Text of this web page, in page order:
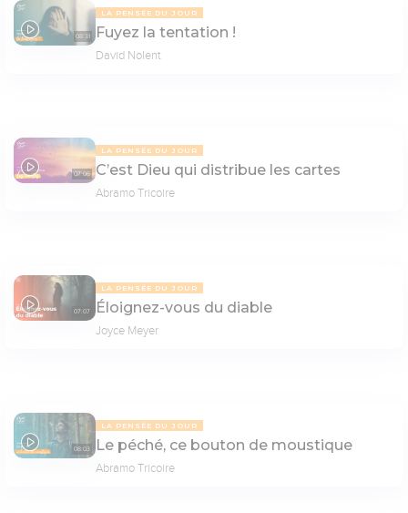
08:31
LA PENSÉE DU JOUR
Fuyez la tentation !
David Nolent
07:06
LA PENSÉE DU JOUR
C’est Dieu qui distribue les cartes
Abramo Tricoire
07:07
LA PENSÉE DU JOUR
Éloignez-vous du diable
Joyce Meyer
08:03
LA PENSÉE DU JOUR
Le péché, ce bouton de moustique
Abramo Tricoire